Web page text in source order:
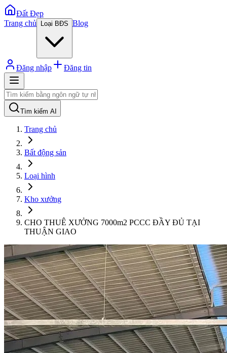
Đất Đẹp
Trang chủ
Loại BĐS Blog
Đăng nhập Đăng tin
Tìm kiếm AI
Trang chủ
Bất động sản
Loại hình
Kho xưởng
CHO THUÊ XƯỞNG 7000m2 PCCC ĐẦY ĐỦ TẠI
THUẬN GIAO